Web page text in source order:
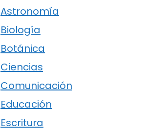
Astronomía
Biología
Botánica
Ciencias
Comunicación
Educación
Escritura